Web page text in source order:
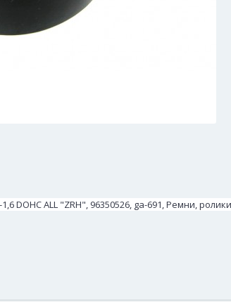
DOHC ALL "ZRH", 96350526, ga-691, Ремни, ролики